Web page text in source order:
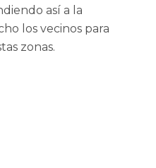
así a la
los vecinos para
zonas.